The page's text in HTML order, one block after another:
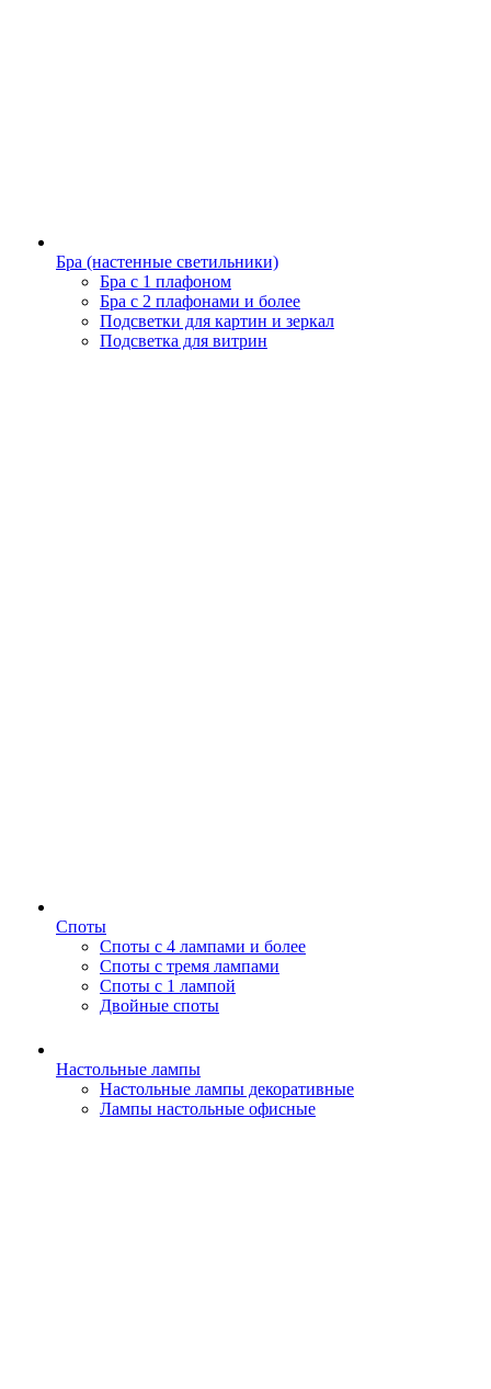
Бра (настенные светильники)
Бра с 1 плафоном
Бра с 2 плафонами и более
Подсветки для картин и зеркал
Подсветка для витрин
Споты
Споты с 4 лампами и более
Споты с тремя лампами
Споты с 1 лампой
Двойные споты
Настольные лампы
Настольные лампы декоративные
Лампы настольные офисные